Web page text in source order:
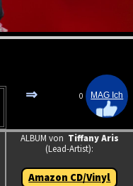
⇒ 0
ALBUM von Tiffany Aris
(Lead-Artist):
Amazon CD/Vinyl